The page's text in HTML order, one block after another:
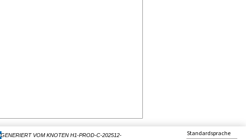
GENERIERT VOM KNOTEN H1-PROD-C-202512- Standardsprache